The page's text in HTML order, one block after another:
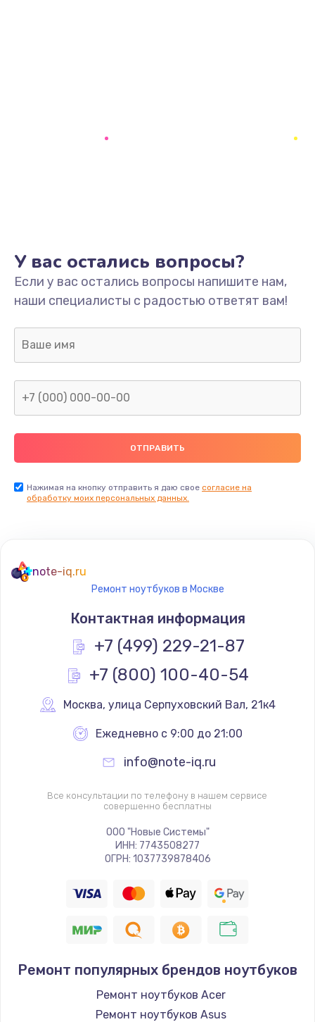
У вас остались вопросы?
Если у вас остались вопросы напишите нам,
наши специалисты с радостью ответят вам!
Нажимая на кнопку отправить я даю свое согласие на
обработку моих персональных данных.
note-iq.ru
Ремонт ноутбуков в Москве
Контактная информация
+7 (499) 229-21-87
+7 (800) 100-40-54
Москва, улица Серпуховский Вал, 21к4
Ежедневно с 9:00 до 21:00
info@note-iq.ru
Все консультации по телефону в нашем сервисе
совершенно бесплатны
ООО "Новые Системы"
ИНН: 7743508277
ОГРН: 1037739878406
Ремонт популярных брендов ноутбуков
Ремонт ноутбуков Acer
Ремонт ноутбуков Asus